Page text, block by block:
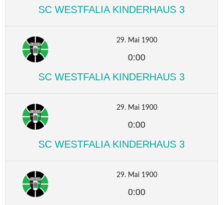
SC WESTFALIA KINDERHAUS 3
29. Mai 1900
0:00
SC WESTFALIA KINDERHAUS 3
29. Mai 1900
0:00
SC WESTFALIA KINDERHAUS 3
29. Mai 1900
0:00